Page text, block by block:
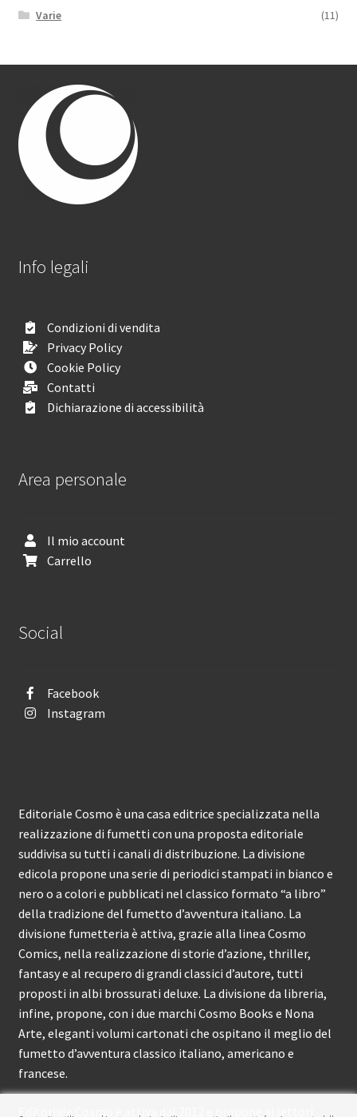
Varie
(11)
Info legali
Condizioni di vendita
Privacy Policy
Cookie Policy
Contatti
Dichiarazione di accessibilità
Area personale
Il mio account
Carrello
Social
Facebook
Instagram
Editoriale Cosmo è una casa editrice specializzata nella
realizzazione di fumetti con una proposta editoriale
suddivisa su tutti i canali di distribuzione. La divisione
edicola propone una serie di periodici stampati in bianco e
nero o a colori e pubblicati nel classico formato “a libro”
della tradizione del fumetto d’avventura italiano. La
divisione fumetteria è attiva, grazie alla linea Cosmo
Comics, nella realizzazione di storie d’azione, thriller,
fantasy e al recupero di grandi classici d’autore, tutti
proposti in albi brossurati deluxe. La divisione da libreria,
infine, propone, con i due marchi Cosmo Books e Nona
Arte, eleganti volumi cartonati che ospitano il meglio del
fumetto d’avventura classico italiano, americano e
francese.